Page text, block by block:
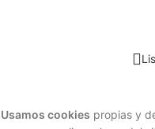
Usamos cookies propias y